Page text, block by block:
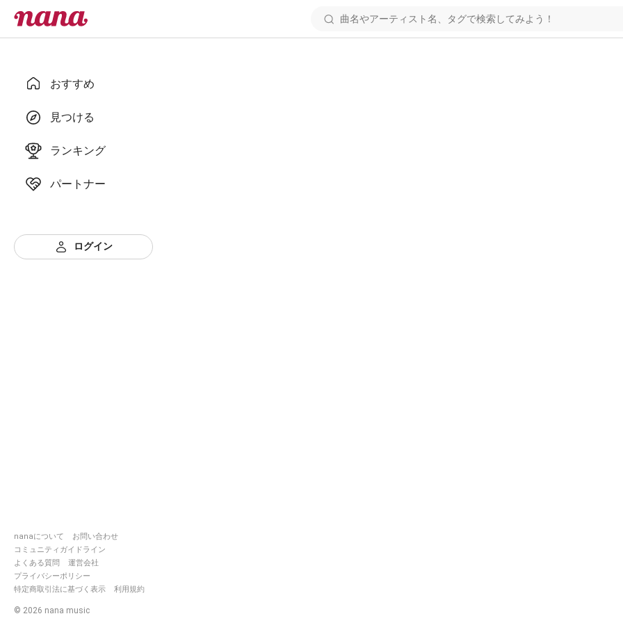
おすすめ
見つける
ランキング
パートナー
ログイン
nanaについて
お問い合わせ
コミュニティガイドライン
よくある質問
運営会社
プライバシーポリシー
特定商取引法に基づく表示
利用規約
© 2026 nana music